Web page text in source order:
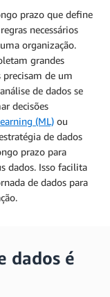
prazo que define
necessários
organização.
grandes
de um
de dados se
decisões
(ML) ou
de dados
prazo para
dados. Isso facilita
de dados para
dados é